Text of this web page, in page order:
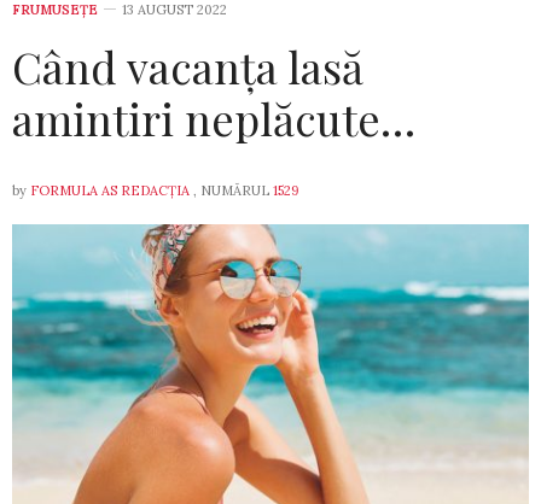
FRUMUSEȚE 13 AUGUST 2022
Când vacanța lasă
amintiri neplăcute…
by FORMULA AS REDACȚIA , NUMĂRUL 1529